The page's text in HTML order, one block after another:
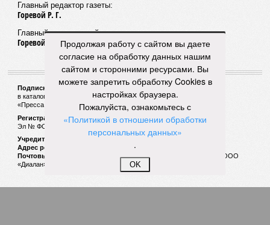
Главный редактор газеты:
Горевой Р. Г.
Главный редактор сайта:
Горевой Р. Г.
Подписной индекс газеты «Наша версия»:
в каталоге «Почта России» —99266
«Пресса России» (зелёный) —41522
Регистрационный номер Роскомнадзора
Эл № ФС77-53847 от 26.04.2013.
Учредитель ООО «Версия»
Адрес редакции:
123100, Россия, Москва, улица 1905 года, 7с1
Почтовый адрес редакции:
123022, Россия, Москва, а/я 29. для ООО
«Диалан»
Продолжая работу с сайтом вы даете
согласие на обработку данных нашим
сайтом и сторонними ресурсами. Вы
можете запретить обработку Cookies в
настройках браузера.
Пожалуйста, ознакомьтесь с
«Политикой в отношении обработки
персональных данных»
.
OK